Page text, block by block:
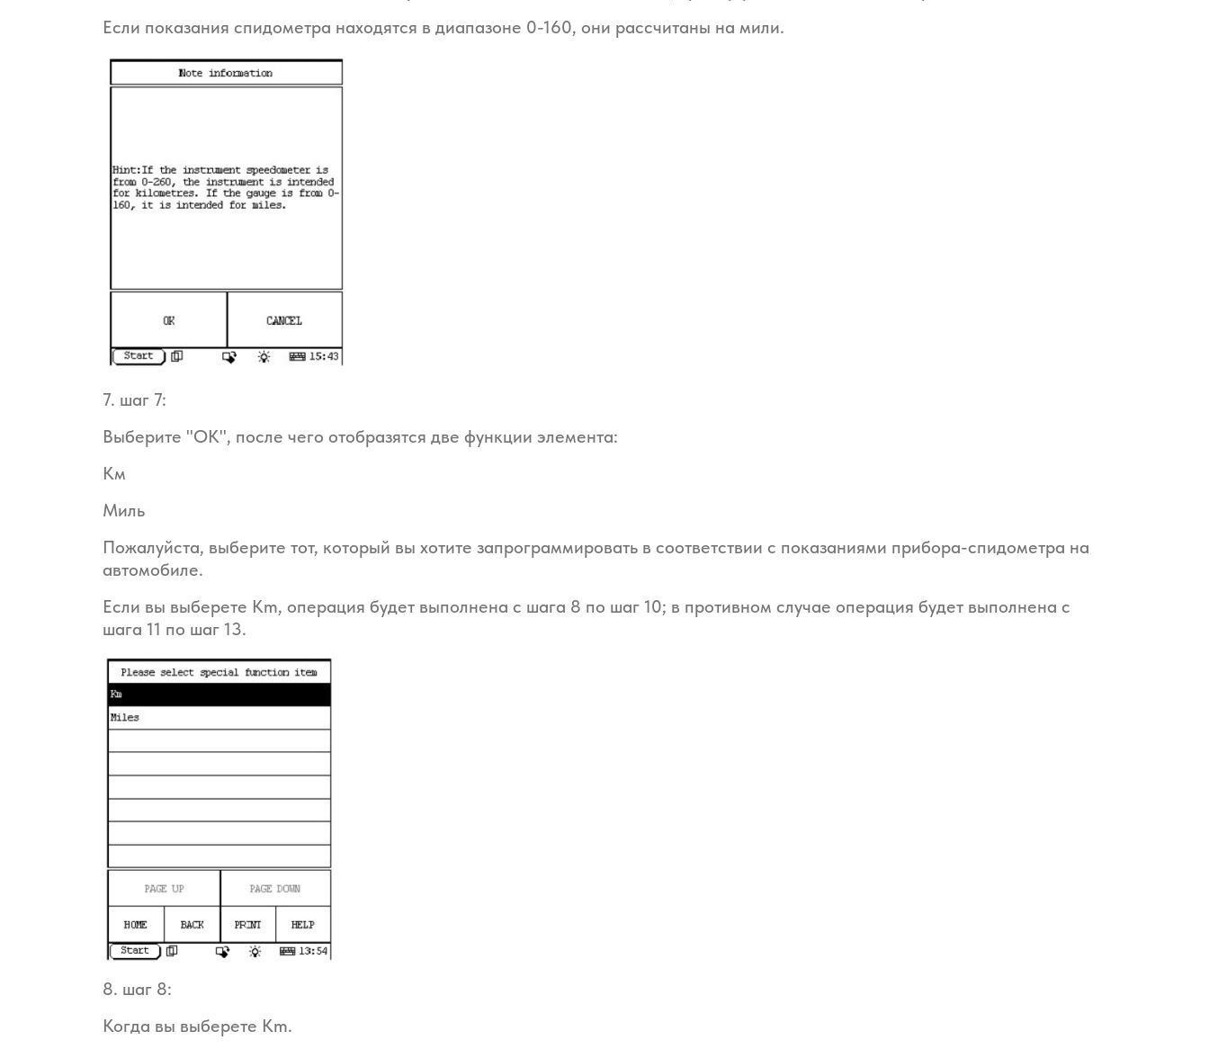
Если показания спидометра находятся в диапазоне 0-160, они рассчитаны на мили.
7. шаг 7:
Выберите "ОК", после чего отобразятся две функции элемента:
Км
Миль
Пожалуйста, выберите тот, который вы хотите запрограммировать в соответствии с показаниями прибора-спидометра на
автомобиле.
Если вы выберете Km, операция будет выполнена с шага 8 по шаг 10; в противном случае операция будет выполнена с
шага 11 по шаг 13.
8. шаг 8:
Когда вы выберете Km.